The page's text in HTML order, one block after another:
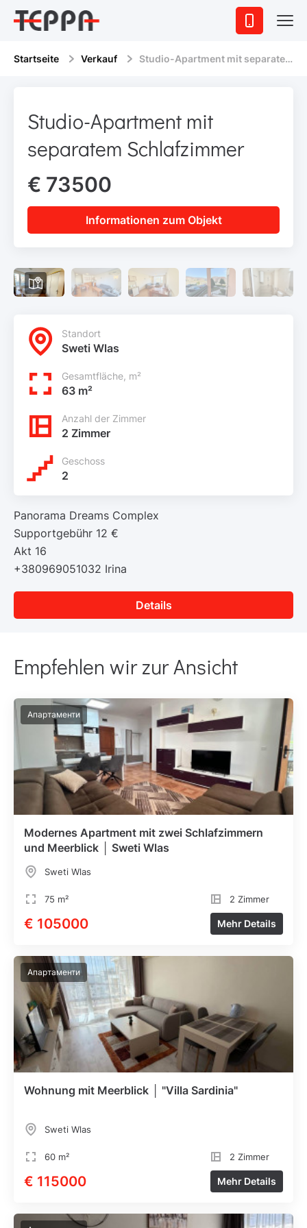
Startseite Verkauf Studio-Apartment mit separatem Schlafzimmer
Studio-Apartment mit
separatem Schlafzimmer
€ 73500
Informationen zum Objekt
Standort
Sweti Wlas
Gesamtfläche, m²
63 m²
Anzahl der Zimmer
2 Zimmer
Geschoss
2
Panorama Dreams Complex
Supportgebühr 12 €
Akt 16
+380969051032 Irina
Details
Empfehlen wir zur Ansicht
Апартаменти
Modernes Apartment mit zwei Schlafzimmern
und Meerblick │ Sweti Wlas
Sweti Wlas
75 m² 2 Zimmer
€ 105000 Mehr Details
Апартаменти
Wohnung mit Meerblick │ "Villa Sardinia"
Sweti Wlas
60 m² 2 Zimmer
€ 115000 Mehr Details